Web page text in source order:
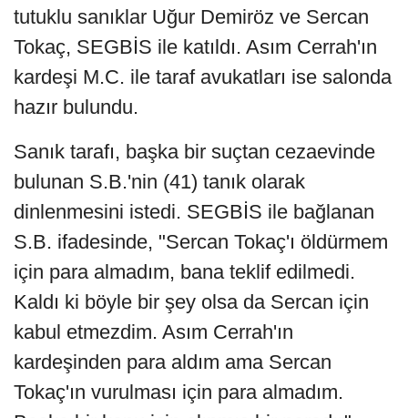
tutuklu sanıklar Uğur Demiröz ve Sercan
Tokaç, SEGBİS ile katıldı. Asım Cerrah'ın
kardeşi M.C. ile taraf avukatları ise salonda
hazır bulundu.
Sanık tarafı, başka bir suçtan cezaevinde
bulunan S.B.'nin (41) tanık olarak
dinlenmesini istedi. SEGBİS ile bağlanan
S.B. ifadesinde, "Sercan Tokaç'ı öldürmem
için para almadım, bana teklif edilmedi.
Kaldı ki böyle bir şey olsa da Sercan için
kabul etmezdim. Asım Cerrah'ın
kardeşinden para aldım ama Sercan
Tokaç'ın vurulması için para almadım.